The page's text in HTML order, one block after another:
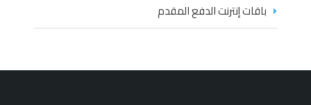
باقات إنترنت الدفع المقدم